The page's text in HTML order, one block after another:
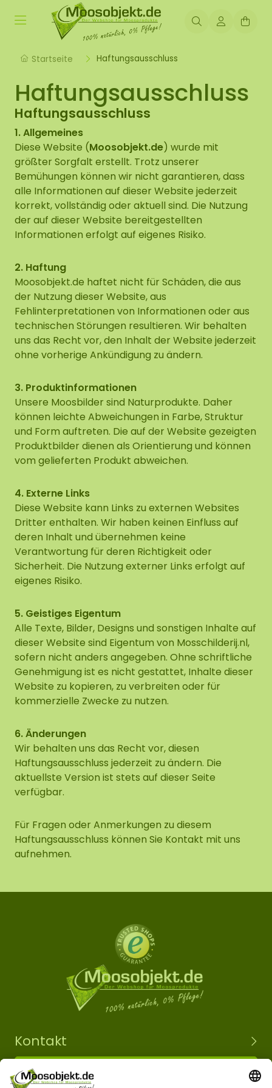
Startseite Haftungsausschluss
Haftungsausschluss
Haftungsausschluss
1. Allgemeines
Diese Website (Moosobjekt.de) wurde mit
größter Sorgfalt erstellt. Trotz unserer
Bemühungen können wir nicht garantieren, dass
alle Informationen auf dieser Website jederzeit
korrekt, vollständig oder aktuell sind. Die Nutzung
der auf dieser Website bereitgestellten
Informationen erfolgt auf eigenes Risiko.
2. Haftung
Moosobjekt.de haftet nicht für Schäden, die aus
der Nutzung dieser Website, aus
Fehlinterpretationen von Informationen oder aus
technischen Störungen resultieren. Wir behalten
uns das Recht vor, den Inhalt der Website jederzeit
ohne vorherige Ankündigung zu ändern.
3. Produktinformationen
Unsere Moosbilder sind Naturprodukte. Daher
können leichte Abweichungen in Farbe, Struktur
und Form auftreten. Die auf der Website gezeigten
Produktbilder dienen als Orientierung und können
vom gelieferten Produkt abweichen.
4. Externe Links
Diese Website kann Links zu externen Websites
Dritter enthalten. Wir haben keinen Einfluss auf
deren Inhalt und übernehmen keine
Verantwortung für deren Richtigkeit oder
Sicherheit. Die Nutzung externer Links erfolgt auf
eigenes Risiko.
5. Geistiges Eigentum
Alle Texte, Bilder, Designs und sonstigen Inhalte auf
dieser Website sind Eigentum von Mosschilderij.nl,
sofern nicht anders angegeben. Ohne schriftliche
Genehmigung ist es nicht gestattet, Inhalte dieser
Website zu kopieren, zu verbreiten oder für
kommerzielle Zwecke zu nutzen.
6. Änderungen
Wir behalten uns das Recht vor, diesen
Haftungsausschluss jederzeit zu ändern. Die
aktuellste Version ist stets auf dieser Seite
verfügbar.
Für Fragen oder Anmerkungen zu diesem
Haftungsausschluss können Sie Kontakt mit uns
aufnehmen.
Kontakt